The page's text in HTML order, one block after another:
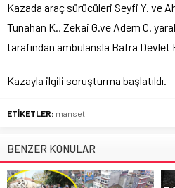
Kazada araç sürücüleri Seyfi Y. ve
Tunahan K., Zekai G.ve Adem C.
tarafından ambulansla Bafra Devlet
Kazayla ilgili soruşturma başlatıldı.
ETİKETLER: manset
BENZER KONULAR